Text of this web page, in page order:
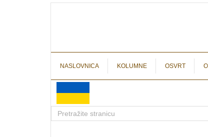
NASLOVNICA KOLUMNE OSVRT